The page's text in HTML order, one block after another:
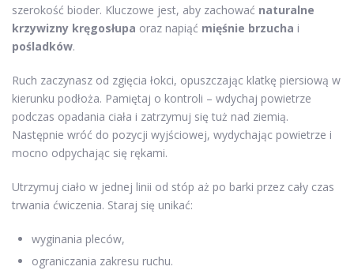
szerokość bioder. Kluczowe jest, aby zachować naturalne
krzywizny kręgosłupa oraz napiąć mięśnie brzucha i
pośladków.
Ruch zaczynasz od zgięcia łokci, opuszczając klatkę piersiową w
kierunku podłoża. Pamiętaj o kontroli – wdychaj powietrze
podczas opadania ciała i zatrzymuj się tuż nad ziemią.
Następnie wróć do pozycji wyjściowej, wydychając powietrze i
mocno odpychając się rękami.
Utrzymuj ciało w jednej linii od stóp aż po barki przez cały czas
trwania ćwiczenia. Staraj się unikać:
wyginania pleców,
ograniczania zakresu ruchu.